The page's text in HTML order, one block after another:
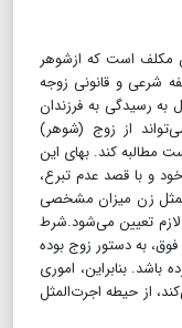
مکلف است که ازشوهر
شرعی و قانونی زوجه
به رسیدگی به فرزندان
از زوج (شوهر)
مطالبه کند. بهای این
و با قصد عدم تبرع،
زن میزان مشخصی
لازم تعیین می‌شود.شرط
به دستور زوج بوده
باشد. بنابراین، اموری
از حیطه اجرت‌المثل